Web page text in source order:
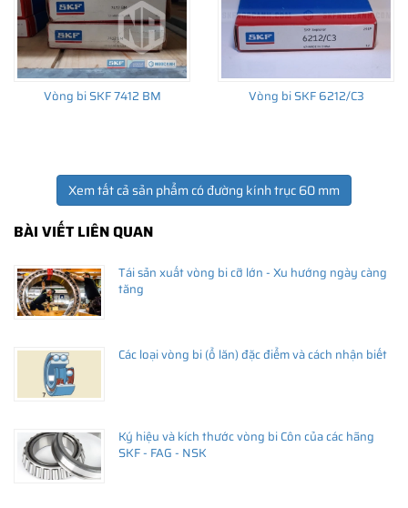
Vòng bi SKF 7412 BM Vòng bi SKF 6212/C3
Xem tất cả sản phẩm có đường kính trục 60 mm
BÀI VIẾT LIÊN QUAN
Tái sản xuất vòng bi cỡ lớn - Xu hướng ngày càng
tăng
Các loại vòng bi (ổ lăn) đặc điểm và cách nhận biết
Ký hiệu và kích thước vòng bi Côn của các hãng
SKF - FAG - NSK